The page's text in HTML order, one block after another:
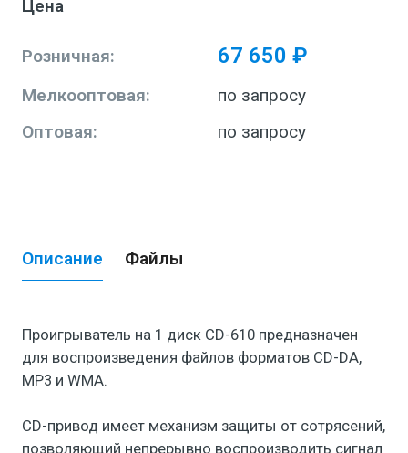
Цена
Розничная: 67 650 ₽
Мелкооптовая:
по запросу
Оптовая:
по запросу
Описание Файлы
Проигрыватель на 1 диск CD-610 предназначен
для воспроизведения файлов форматов CD-DA,
MP3 и WMA.
CD-привод имеет механизм защиты от сотрясений,
позволяющий непрерывно воспроизводить сигнал